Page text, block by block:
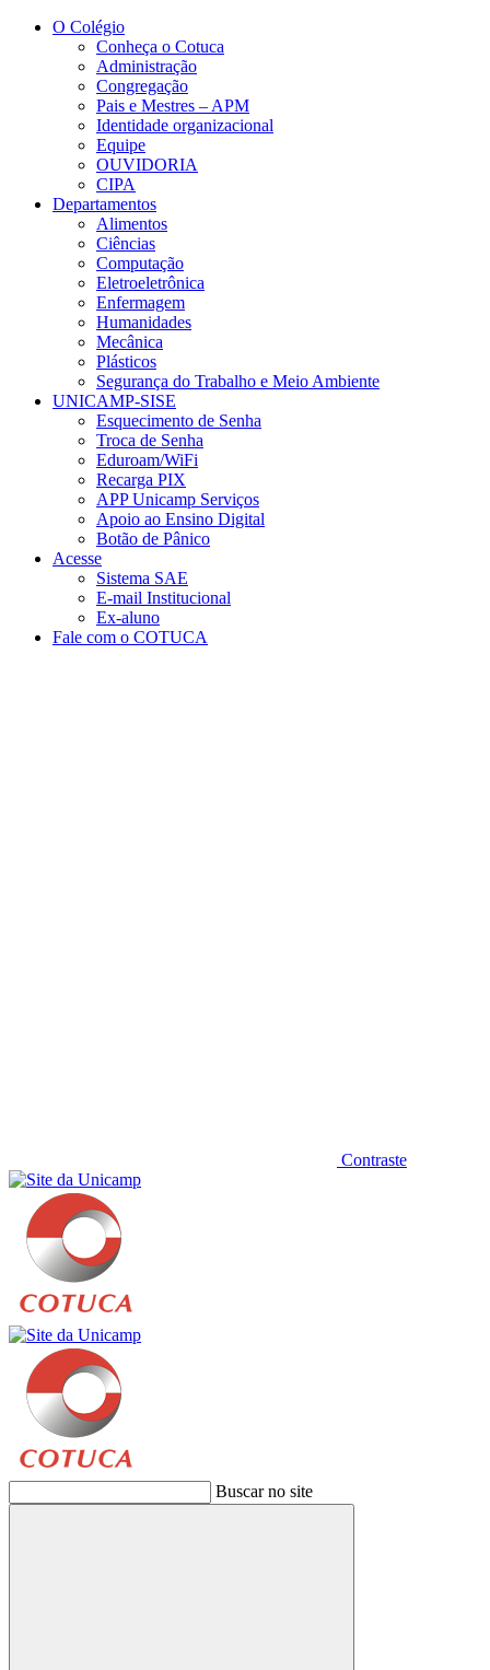
Conteúdo principal
O Colégio
Conheça o Cotuca
Administração
Congregação
Pais e Mestres – APM
Identidade organizacional
Equipe
OUVIDORIA
CIPA
Departamentos
Alimentos
Ciências
Computação
Eletroeletrônica
Enfermagem
Humanidades
Mecânica
Plásticos
Segurança do Trabalho e Meio Ambiente
UNICAMP-SISE
Esquecimento de Senha
Troca de Senha
Eduroam/WiFi
Recarga PIX
APP Unicamp Serviços
Apoio ao Ensino Digital
Botão de Pânico
Acesse
Sistema SAE
E-mail Institucional
Ex-aluno
Fale com o COTUCA
Contraste
Buscar no site